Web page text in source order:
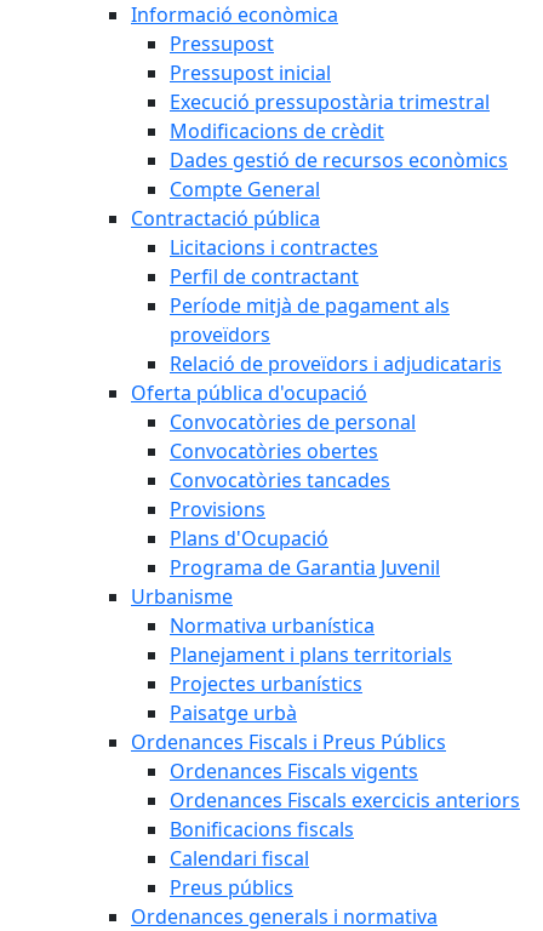
Informació econòmica
Pressupost
Pressupost inicial
Execució pressupostària trimestral
Modificacions de crèdit
Dades gestió de recursos econòmics
Compte General
Contractació pública
Licitacions i contractes
Perfil de contractant
Període mitjà de pagament als
proveïdors
Relació de proveïdors i adjudicataris
Oferta pública d'ocupació
Convocatòries de personal
Convocatòries obertes
Convocatòries tancades
Provisions
Plans d'Ocupació
Programa de Garantia Juvenil
Urbanisme
Normativa urbanística
Planejament i plans territorials
Projectes urbanístics
Paisatge urbà
Ordenances Fiscals i Preus Públics
Ordenances Fiscals vigents
Ordenances Fiscals exercicis anteriors
Bonificacions fiscals
Calendari fiscal
Preus públics
Ordenances generals i normativa